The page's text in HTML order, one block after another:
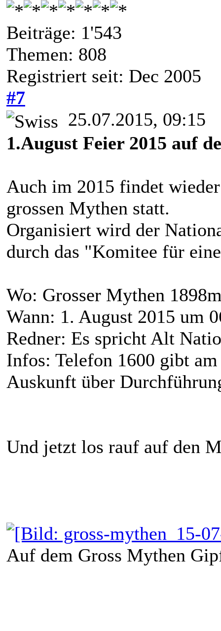
Beiträge: 1'543
Themen: 808
Registriert seit: Dec 2005
#7
25.07.2015, 09:15
1.August Feier 2015 auf
Auch im 2015 findet
grossen Mythen statt.
Organisiert wird der
durch das "Komitee für
Wo: Grosser Mythen
Wann: 1. August 2015 um
Redner: Es spricht Alt
Infos: Telefon 1600 gibt
Auskunft über
Und jetzt los rauf auf den
Auf dem Gross Mythen